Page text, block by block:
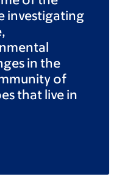
investigating
in the
of
that live in